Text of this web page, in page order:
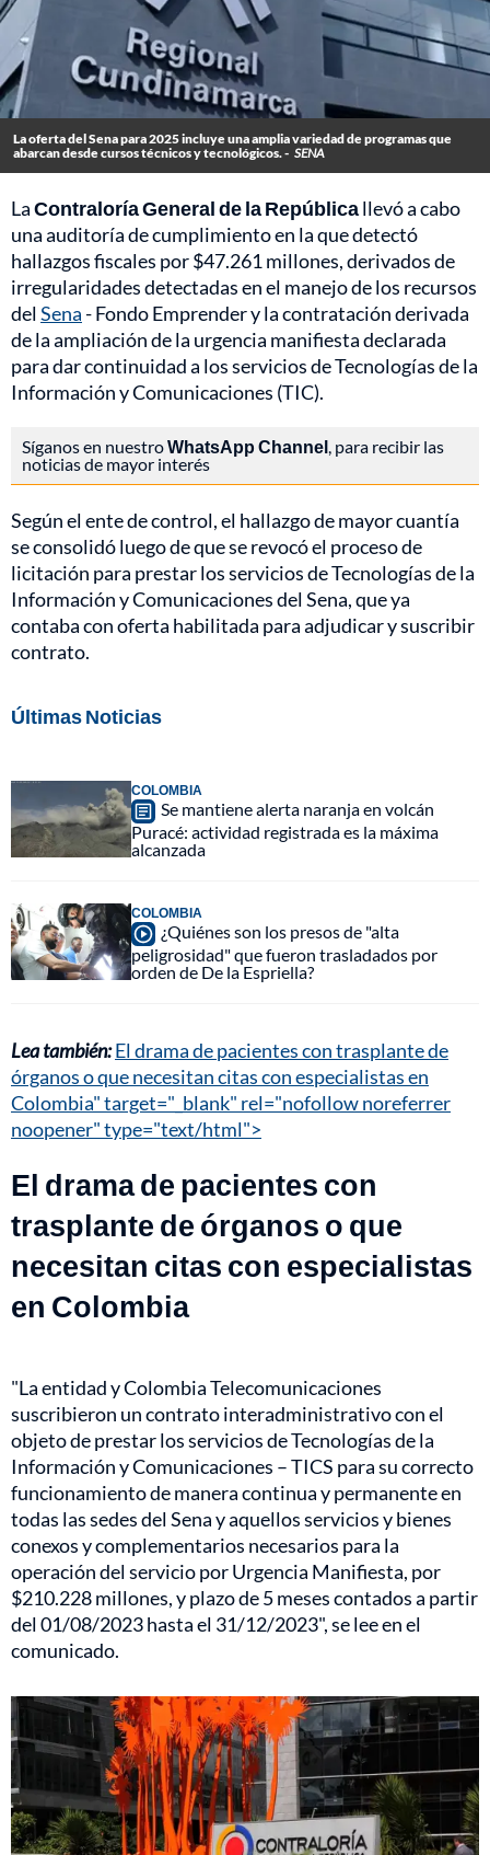
La oferta del Sena para 2025 incluye una amplia variedad de programas que
abarcan desde cursos técnicos y tecnológicos. - SENA
LaContraloría General de la Repúblicallevó a cabo
una auditoría de cumplimiento en la que detectó
hallazgos fiscales por $47.261 millones, derivados de
irregularidades detectadas en el manejo de los recursos
delSena- Fondo Emprender y la contratación derivada
de la ampliación de la urgencia manifiesta declarada
para dar continuidad a los servicios de Tecnologías de la
Información y Comunicaciones (TIC).
Síganos en nuestroWhatsApp Channel, para recibir las
noticias de mayor interés
Según el ente de control, el hallazgo de mayor cuantía
se consolidó luego de que se revocó el proceso de
licitación para prestar los servicios de Tecnologías de la
Información y Comunicaciones del Sena, que ya
contaba con oferta habilitada para adjudicar y suscribir
contrato.
Últimas Noticias
COLOMBIA
Se mantiene alerta naranja en volcán
Puracé: actividad registrada es la máxima
alcanzada
COLOMBIA
¿Quiénes son los presos de "alta
peligrosidad" que fueron trasladados por
orden de De la Espriella?
Lea también:El drama de pacientes con trasplante de
órganos o que necesitan citas con especialistas en
Colombia" target="_blank" rel="nofollow noreferrer
noopener" type="text/html">
El drama de pacientes con
trasplante de órganos o que
necesitan citas con especialistas
en Colombia
"La entidad y Colombia Telecomunicaciones
suscribieron un contrato interadministrativo con el
objeto de prestar los servicios de Tecnologías de la
Información y Comunicaciones – TICS para su correcto
funcionamiento de manera continua y permanente en
todas las sedes del Sena y aquellos servicios y bienes
conexos y complementarios necesarios para la
operación del servicio por Urgencia Manifiesta, por
$210.228 millones, y plazo de 5 meses contados a partir
del 01/08/2023 hasta el 31/12/2023", se lee en el
comunicado.